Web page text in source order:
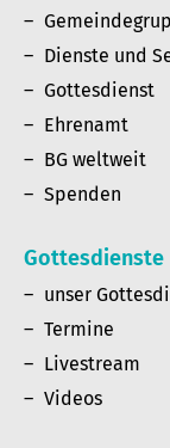
Dienste und
Gottesdienst
Ehrenamt
BG weltweit
Spenden
Gottesdienste
unser
Termine
Livestream
Videos